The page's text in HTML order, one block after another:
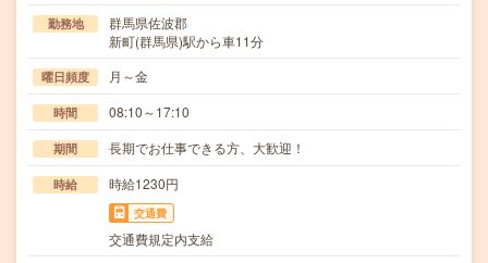
勤務地
群馬県佐波郡
新町(群馬県)駅から車11分
曜日頻度 月～金
時間 08:10～17:10
期間 長期でお仕事できる方、大歓迎！
時給 時給1230円
交通費
交通費規定内支給